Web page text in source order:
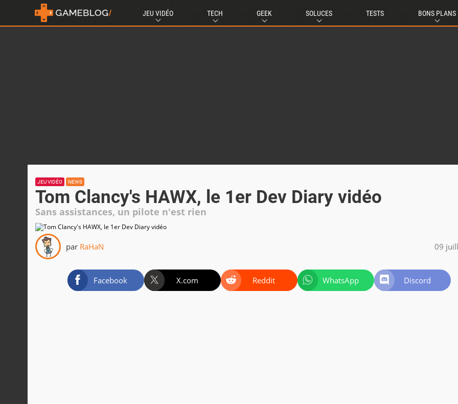
JEU VIDÉO TECH GEEK SOLUCES TESTS BONS PLANS
JEU VIDÉO NEWS
Tom Clancy's HAWX, le 1er Dev Diary vidéo
Sans assistances, un pilote n'est rien
par RaHaN 09
Facebook X.com Reddit WhatsApp Discord